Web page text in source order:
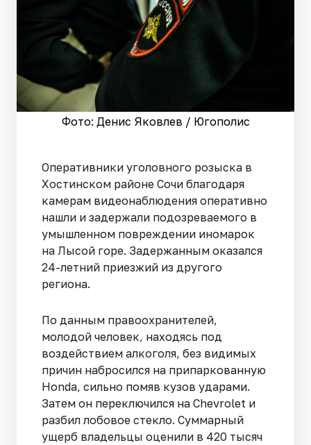
Фото: Денис Яковлев / Югополис
Оперативники уголовного розыска в
Хостинском районе Сочи благодаря
камерам видеонаблюдения оперативно
нашли и задержали подозреваемого в
умышленном повреждении иномарок
на Лысой горе. Задержанным оказался
24-летний приезжий из другого
региона.
По данным правоохранителей,
молодой человек, находясь под
воздействием алкоголя, без видимых
причин набросился на припаркованную
Honda, сильно помяв кузов ударами.
Затем он переключился на Chevrolet и
разбил лобовое стекло. Суммарный
ущерб владельцы оценили в 420 тысяч